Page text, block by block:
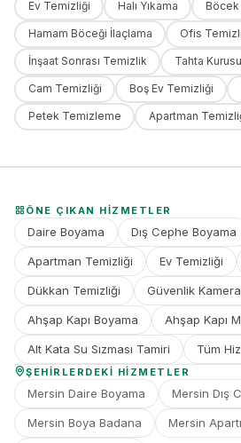
Ev Temizliği Halı Yıkama Böcek
Hamam Böceği İlaçlama Ofis
İnşaat Sonrası Temizlik Tahta
Cam Temizliği Boş Ev Temizliği
Petek Temizleme Apartman
ÖNE ÇIKAN HIZMETLER
Daire Boyama Dış Cephe Boyama
Apartman Temizliği Ev Temizliği
Dükkan Temizliği Güvenlik
Ahşap Kapı Boyama Ahşap Kapı
Alt Kata Su Sızması Tamiri Tüm
ŞEHIRLERDEKI HIZMETLER
Mersin Daire Boyama Mersin Dış
Mersin Boya Badana Mersin